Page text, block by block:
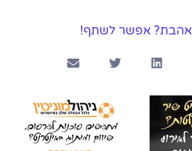
אהבת? אפשר לשתף!